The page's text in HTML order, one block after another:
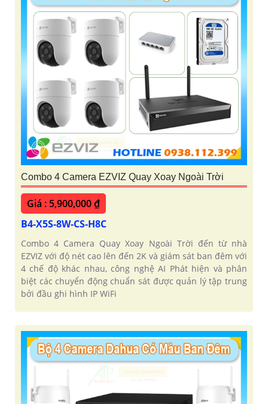
Combo 4 Camera EZVIZ Quay Xoay Ngoài Trời
Giá : 5,900,000 ₫
B4-X5S-8W-CS-H8C
Combo 4 Camera Quay Xoay Ngoài Trời đến từ nhà
EZVIZ với độ nét cao lên đến 2K và giám sát ban đêm với
4 chế độ khác nhau, công nghệ AI Phát hiện và phân
biệt các chuyển động chuẩn sát được quản lý tập trung
bởi đầu ghi hình IP WiFi